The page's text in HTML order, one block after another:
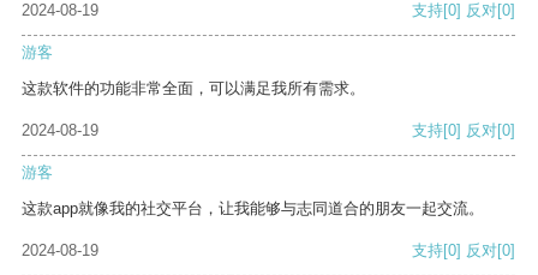
2024-08-19 支持[0] 反对[0]
游客
这款软件的功能非常全面，可以满足我所有需求。
2024-08-19 支持[0] 反对[0]
游客
这款app就像我的社交平台，让我能够与志同道合的朋友一起交流。
2024-08-19 支持[0] 反对[0]